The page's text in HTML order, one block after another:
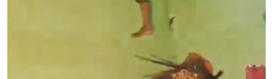
Ecuador kejutkan Jerman,
sahkan tempat ke pusingan